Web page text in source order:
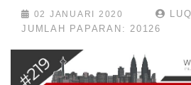
02 JANUARI 2020
JUMLAH PAPARAN: 20126